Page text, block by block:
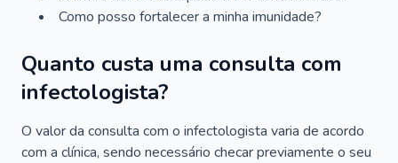
Como posso fortalecer a minha imunidade?
Quanto custa uma consulta com
infectologista?
O valor da consulta com o infectologista varia de acordo
com a clínica, sendo necessário checar previamente o seu